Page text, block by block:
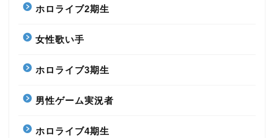
ホロライブ2期生
女性歌い手
ホロライブ3期生
男性ゲーム実況者
ホロライブ4期生